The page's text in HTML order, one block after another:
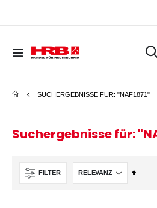
Navigation
SUCHERGEBNISSE FÜR: "NAF1871"
Suchergebnisse für:
FILTER
In